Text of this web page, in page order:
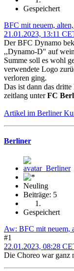
Gespeichert
BFC mit neuem,
21.01.2023, 13:11
Der BFC Dynamo
,,Dynamo-D" auf
Summe soll es wohl
verwendete Logo
verloren ging.
Das ist dann das
zeitlang unterFC
Artikel im Berliner
Berliner
Neuling
Beiträge: 5
Gespeichert
Aw: BFC mit neuem,
#1
22.01.2023, 08:28
Die Choreo war ganz